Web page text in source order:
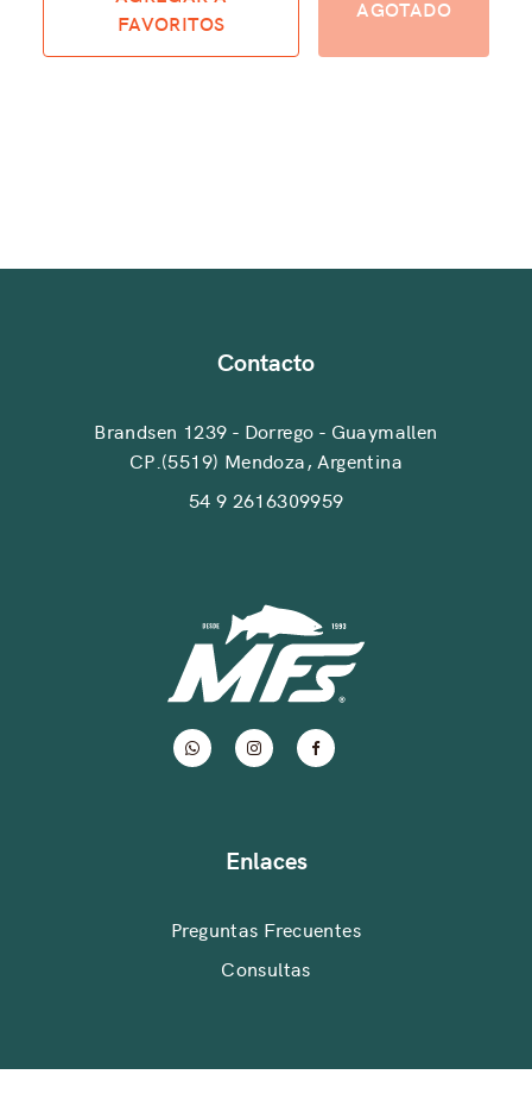
FAVORITOS
AGOTADO
Contacto
Brandsen 1239 - Dorrego - Guaymallen
CP.(5519) Mendoza, Argentina
54 9 2616309959
Enlaces
Preguntas Frecuentes
Consultas